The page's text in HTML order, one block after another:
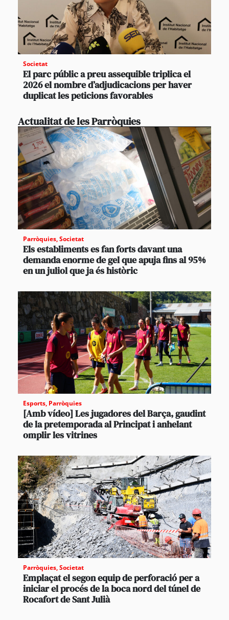
Societat
El parc públic a preu assequible triplica el
2026 el nombre d’adjudicacions per haver
duplicat les peticions favorables
Actualitat de les Parròquies
Parròquies,Societat
Els establiments es fan forts davant una
demanda enorme de gel que apuja fins al 95%
en un juliol que ja és històric
Esports, Parròquies
[Amb vídeo] Les jugadores del Barça, gaudint
de la pretemporada al Principat i anhelant
omplir les vitrines
Parròquies,Societat
Emplaçat el segon equip de perforació per a
iniciar el procés de la boca nord del túnel de
Rocafort de Sant Julià